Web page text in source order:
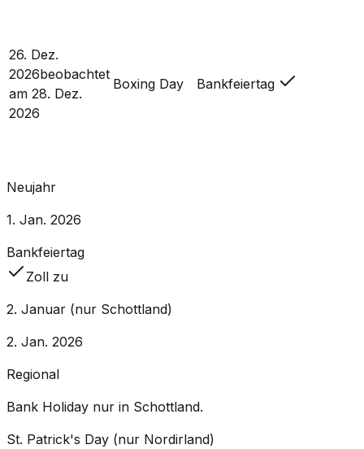
26. Dez.
2026beobachtet
am 28. Dez.
2026
Boxing Day Bankfeiertag
Neujahr
1. Jan. 2026
Bankfeiertag
Zoll zu
2. Januar (nur Schottland)
2. Jan. 2026
Regional
Bank Holiday nur in Schottland.
St. Patrick's Day (nur Nordirland)